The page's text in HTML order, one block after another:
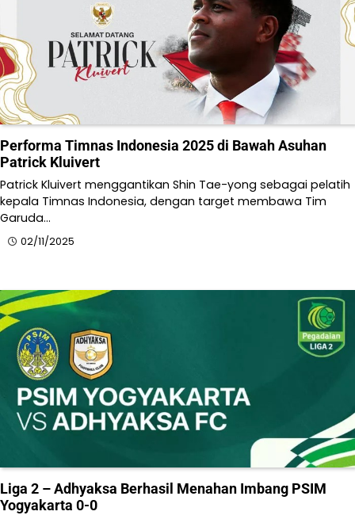
Performa Timnas Indonesia 2025 di Bawah Asuhan
Patrick Kluivert
Patrick Kluivert menggantikan Shin Tae-yong sebagai pelatih
kepala Timnas Indonesia, dengan target membawa Tim
Garuda…
02/11/2025
Liga 2 – Adhyaksa Berhasil Menahan Imbang PSIM
Yogyakarta 0-0